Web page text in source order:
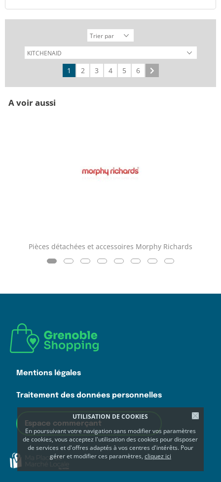
UTILISATION DE COOKIES
En poursuivant votre navigation sans modifier vos paramètres
de cookies, vous acceptez l'utilisation des cookies pour disposer
de services et d'offres adaptés à vos centres d'intérêts. Pour
gérer et modifier ces paramètres, cliquez ici
1 2 3 4 5 6
A voir aussi
Pièces détachées et accessoires Morphy Richards
Mentions légales
Traitement des données personnelles
Espace commerçant